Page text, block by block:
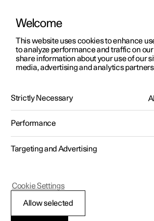
Polestar 2
Polestar 3
Polestar 4
Pre-owned
Kauppa
Lisää
Tutustu Polestar 2
Koeajo
Tutustu Polestar 3
Koeajo
Tutustu Polestar 4
Koeajo
Pre-owned edut
Kampanjat
Kampanjat
Yrityskampanjat
Toimitusvalmiit autot
Tilaa nyt
Pre-owned
Koeajo
Extras
(Avautuu uuteen ikkunaan)
Tapahtumat
Yritysautot
Sijainnit
Huoltopisteet
Omistajuus
Asiakaspalvelu
Tietoa Polestarista
Kestävä kehitys
Polestar 2 ja kestävä
kehitystä koskevia tietoja. Tavoite on
Welcome
This website uses cookies to enhance
to analyze performance and traffic on
share information about your use of our
media, advertising and analytics
Strictly Necessary
Performance
Targeting and Advertising
Allow selected
Cookie Settings